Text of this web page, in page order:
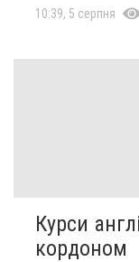
10:39, 5 серпня
Курси
кордоном